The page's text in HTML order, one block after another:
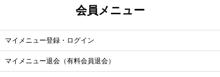
会員メニュー
マイメニュー登録・ログイン
マイメニュー退会（有料会員退会）